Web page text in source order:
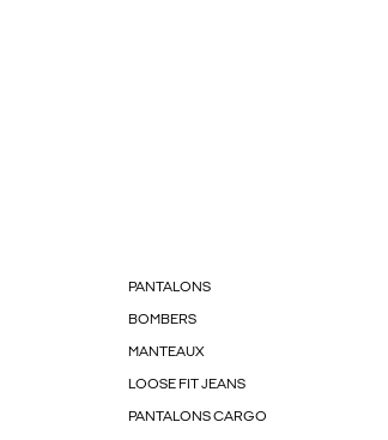
PANTALONS
BOMBERS
MANTEAUX
LOOSE FIT JEANS
PANTALONS CARGO